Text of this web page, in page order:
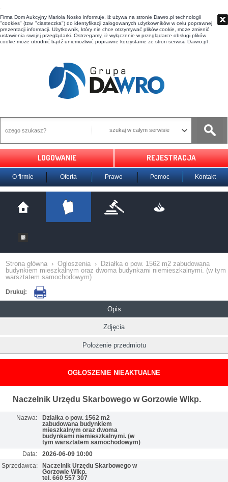
t
Firma Dom Aukcyjny Mariola Nosko informuje, iż używa na stronie Dawro.pl technologii
"cookies" (tzw. "ciasteczka") do identyfikacji zalogowanych użytkowników w celu poprawnej
prezentacji informacji. Użytkownik, który nie chce otrzymywać plików cookie, może zmienić
ustawienia swojej przeglądarki. Ostrzegamy, iż wyłączenie w przeglądarce obsługi plików
cookie może utrudnić bądź uniemożliwić poprawne korzystanie ze stron serwisu Dawro.pl .
szukaj w całym serwisie
LOGOWANIE REJESTRACJA
O firmie Oferta Prawo Pomoc Kontakt
Strona główna › Ogloszenia ›
Działka o pow. 1562 m2 zabudowana
budynkiem mieszkalnym oraz dwoma budynkami niemieszkalnymi. (w tym
warsztatem samochodowym)
Drukuj:
Opis
Zdjęcia
Położenie przedmiotu
OGŁOSZENIE NIEAKTUALNE
Naczelnik Urzędu Skarbowego w Gorzowie Wlkp.
Nazwa:
Działka o pow. 1562 m2
zabudowana budynkiem
mieszkalnym oraz dwoma
budynkami niemieszkalnymi. (w
tym warsztatem samochodowym)
Data:
2026-06-09 10:00
Sprzedawca:
Naczelnik Urzędu Skarbowego w
Gorzowie Wlkp.
tel. 660 557 307